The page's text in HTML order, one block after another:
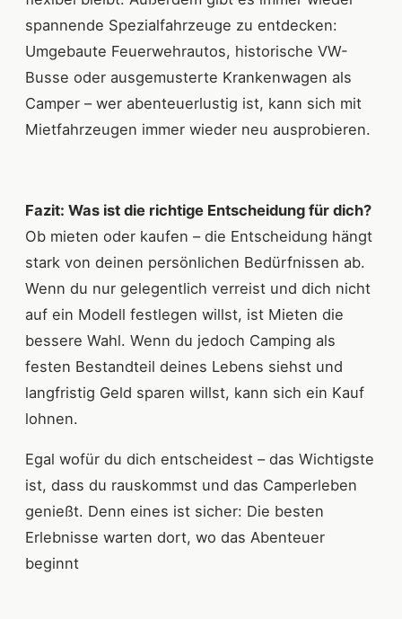
spannende Spezialfahrzeuge zu entdecken:
Umgebaute Feuerwehrautos, historische VW-
Busse oder ausgemusterte Krankenwagen als
Camper – wer abenteuerlustig ist, kann sich mit
Mietfahrzeugen immer wieder neu ausprobieren.
Fazit: Was ist die richtige Entscheidung für dich?
Ob mieten oder kaufen – die Entscheidung hängt
stark von deinen persönlichen Bedürfnissen ab.
Wenn du nur gelegentlich verreist und dich nicht
auf ein Modell festlegen willst, ist Mieten die
bessere Wahl. Wenn du jedoch Camping als
festen Bestandteil deines Lebens siehst und
langfristig Geld sparen willst, kann sich ein Kauf
lohnen.
Egal wofür du dich entscheidest – das Wichtigste
ist, dass du rauskommst und das Camperleben
genießt. Denn eines ist sicher: Die besten
Erlebnisse warten dort, wo das Abenteuer
beginnt